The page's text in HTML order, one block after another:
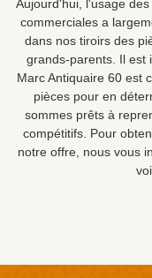
Aujourd'hui, l'usage
commerciales a
dans nos tiroirs des
grands-parents. Il est
Marc Antiquaire 60 est
pièces pour en
sommes prêts à
compétitifs. Pour
notre offre, nous vous